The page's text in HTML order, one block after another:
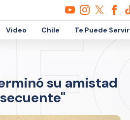
Video Chile Te Puede Servir
su amistad